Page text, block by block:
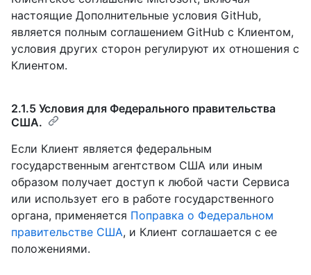
настоящие Дополнительные условия GitHub,
является полным соглашением GitHub с Клиентом,
условия других сторон регулируют их отношения с
Клиентом.
2.1.5 Условия для Федерального правительства
США.
Если Клиент является федеральным
государственным агентством США или иным
образом получает доступ к любой части Сервиса
или использует его в работе государственного
органа, применяется Поправка о Федеральном
правительстве США, и Клиент соглашается с ее
положениями.